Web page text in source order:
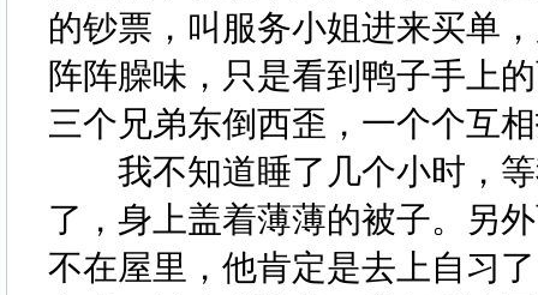
的钞票，叫服务小姐进来买单
阵阵臊味，只是看到鸭子手上
三个兄弟东倒西歪，一个个互
我不知道睡了几个小时，等
了，身上盖着薄薄的被子。另
不在屋里，他肯定是去上自习